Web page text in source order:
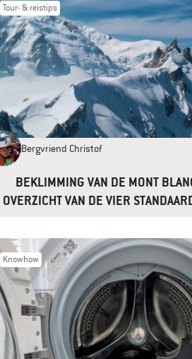
Tour- & reistips
Bergvriend Christof
BEKLIMMING VAN DE MONT
OVERZICHT VAN DE VIER
Knowhow